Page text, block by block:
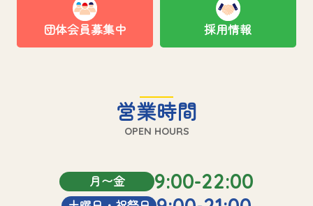
団体会員募集中 採用情報
営業時間
OPEN HOURS
月〜金 9:00-22:00